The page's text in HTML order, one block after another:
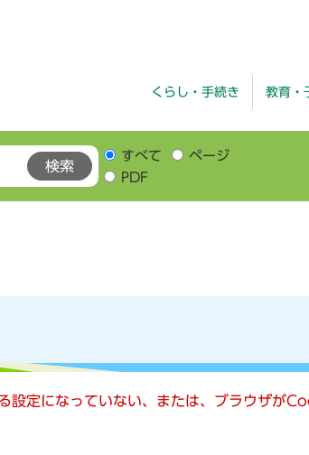
くらし・手続き 教育・
すべて
ページ
PDF
定になっていない、または、ブラウザが